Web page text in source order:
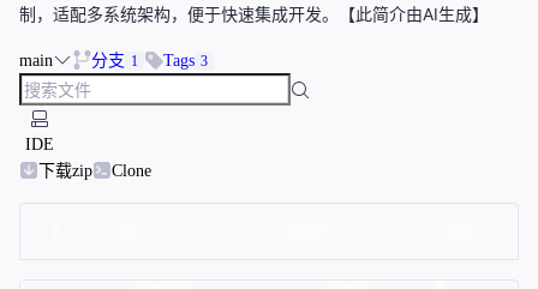
制，适配多系统架构，便于快速集成开发。【此简介由AI生成】
main 分支 1 Tags 3
IDE
下载zip
Clone